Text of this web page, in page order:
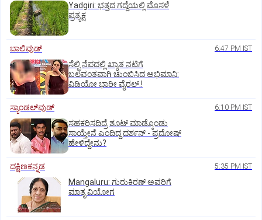
Yadgiri: ಭತ್ತದ ಗದ್ದೆಯಲ್ಲಿ ಮೊಸಳೆ
ಪ್ರತ್ಯಕ್ಷ
ಬಾಲಿವುಡ್‌ 6:47 PM IST
ಸೆಲ್ಫಿ ನೆಪದಲ್ಲಿ ಖ್ಯಾತ ನಟಿಗೆ
ಬಲವಂತವಾಗಿ ಚುಂಬಿಸಿದ ಅಭಿಮಾನಿ:
ವಿಡಿಯೋ ಭಾರೀ ವೈರಲ್.!
ಸ್ಯಾಂಡಲ್‌ವುಡ್‌ 6:10 PM IST
ಸಹಕರಿಸದಿದ್ರೆ ಶೂಟ್‌ ಮಾಡ್ಕೊಂಡು
ಸಾಯ್ತೇನೆ ಎಂದಿದ್ದ ದರ್ಶನ್‌ - ಪ್ರದೋಷ್‌
ಹೇಳಿದ್ದೇನು?
ದಕ್ಷಿಣಕನ್ನಡ 5:35 PM IST
Mangaluru: ಗುರುಕಿರಣ್ ಅವರಿಗೆ
ಮಾತೃ ವಿಯೋಗ